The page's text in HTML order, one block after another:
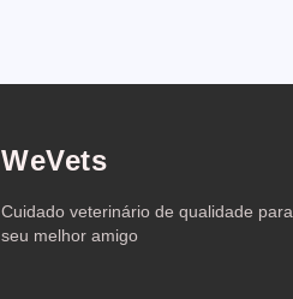
WeVets
Cuidado veterinário de qualidade para
seu melhor amigo